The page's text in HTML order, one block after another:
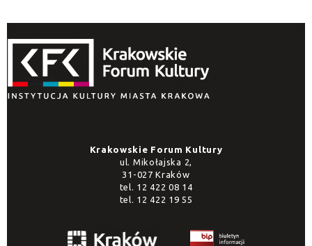
Krakowskie Forum Kultury
ul. Mikołajska 2,
31-027 Kraków
tel. 12 422 08 14
tel. 12 422 19 55